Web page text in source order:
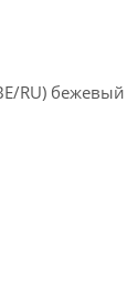
RU) бежевый